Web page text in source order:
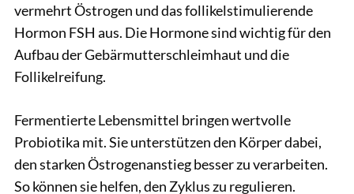
vermehrt Östrogen und das follikelstimulierende
Hormon FSH aus. Die Hormone sind wichtig für den
Aufbau der Gebärmutterschleimhaut und die
Follikelreifung.
Fermentierte Lebensmittel bringen wertvolle
Probiotika mit. Sie unterstützen den Körper dabei,
den starken Östrogenanstieg besser zu verarbeiten.
So können sie helfen, den Zyklus zu regulieren.